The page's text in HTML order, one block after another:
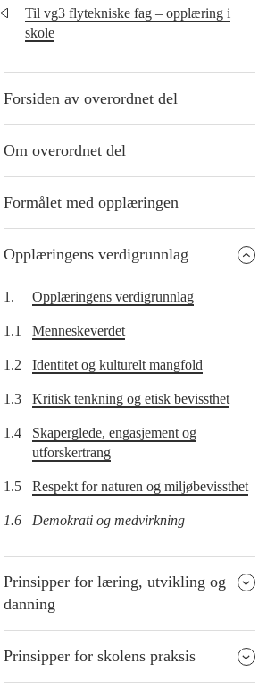
Til vg3 flytekniske fag – opplæring i
skole
Forsiden av overordnet del
Om overordnet del
Formålet med opplæringen
Opplæringens verdigrunnlag
1. Opplæringens verdigrunnlag
1.1 Menneskeverdet
1.2 Identitet og kulturelt mangfold
1.3 Kritisk tenkning og etisk bevissthet
1.4
Skaperglede, engasjement og
utforskertrang
1.5 Respekt for naturen og miljøbevissthet
1.6 Demokrati og medvirkning
Prinsipper for læring, utvikling og
danning
Prinsipper for skolens praksis